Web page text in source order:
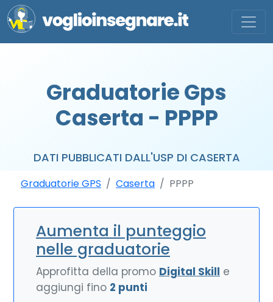
Graduatorie Gps
Caserta - PPPP
DATI PUBBLICATI DALL'USP DI CASERTA
Graduatorie GPS Caserta PPPP
Aumenta il punteggio
nelle graduatorie
Approfitta della promo Digital Skill e
aggiungi fino 2 punti